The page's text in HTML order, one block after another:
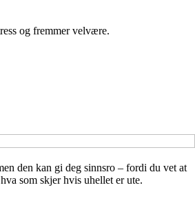
og fremmer velvære.
den kan gi deg sinnsro – fordi du vet at
som skjer hvis uhellet er ute.